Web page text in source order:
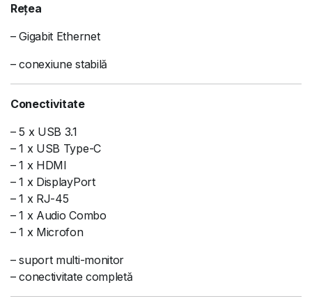
Rețea
– Gigabit Ethernet
– conexiune stabilă
Conectivitate
– 5 x USB 3.1
– 1 x USB Type-C
– 1 x HDMI
– 1 x DisplayPort
– 1 x RJ-45
– 1 x Audio Combo
– 1 x Microfon
– suport multi-monitor
– conectivitate completă